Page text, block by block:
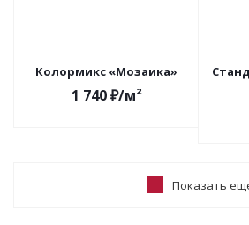
Колормикс «Мозаика»
1 740₽/м²
Показать